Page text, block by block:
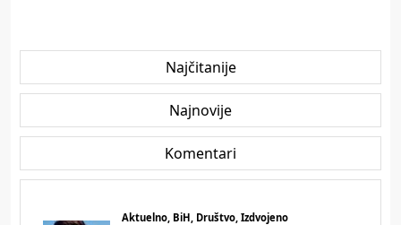
Najčitanije
Najnovije
Komentari